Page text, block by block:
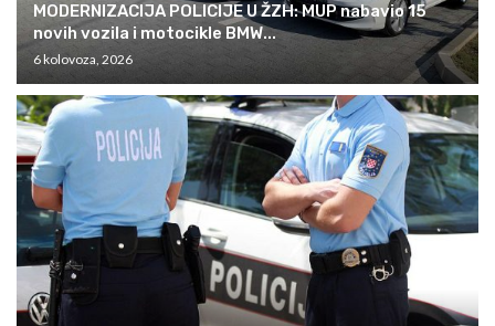
MODERNIZACIJA POLICIJE U ŽZH: MUP nabavio 15
novih vozila i motocikle BMW...
6 kolovoza, 2026